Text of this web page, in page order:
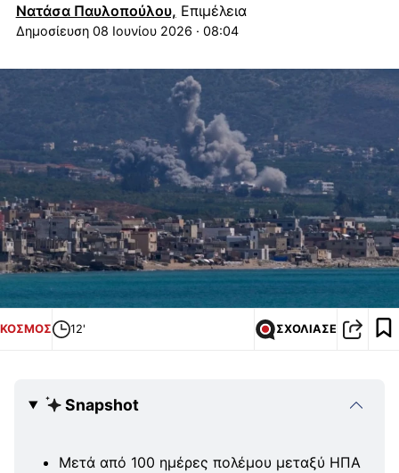
Νατάσα Παυλοπούλου, Επιμέλεια
08 Ιουνίου 2026 · 08:04
ΚΟΣΜΟΣ 12' ΣΧΟΛΙΑΣΕ
Snapshot
Μετά από 100 ημέρες πολέμου μεταξύ ΗΠΑ